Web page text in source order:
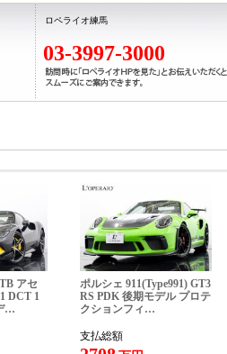
レザーステアリング、アルミシフトノブ・
オ＋ＣＤチェンジャー、キセノンヘッドラ
ーバー、ＡＢＳ（アンチロックブレーキシ
レス
量 1585kg
ロペライオ練馬
03-3997-3000
アセ
DCT 1
…
ポルシェ 911(Type991) GT3
RS PDK 後期モデル プロテ
クションフィ…
支払総額